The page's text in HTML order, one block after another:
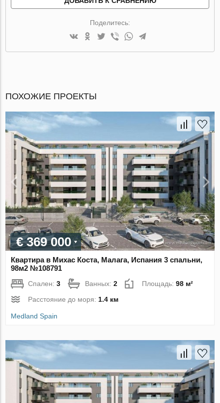
Поделитесь:
ПОХОЖИЕ ПРОЕКТЫ
€ 369 000
Квартира в Михас Коста, Малага, Испания 3 спальни,
98м2 №108791
Спален:3 Ванных:2 Площадь:98 м²
Расстояние до моря:1.4 км
Medland Spain